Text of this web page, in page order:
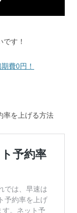
す！
費0円！
を上げる方法